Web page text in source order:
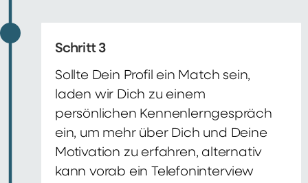
Schritt 3
Sollte Dein Profil ein Match sein,
laden wir Dich zu einem
persönlichen Kennenlerngespräch
ein, um mehr über Dich und Deine
Motivation zu erfahren, alternativ
kann vorab ein Telefoninterview